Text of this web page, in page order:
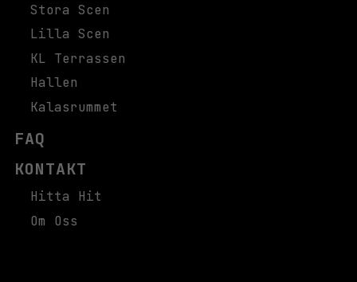
Stora Scen
Lilla Scen
KL Terrassen
Hallen
Kalasrummet
FAQ
KONTAKT
Hitta Hit
Om Oss